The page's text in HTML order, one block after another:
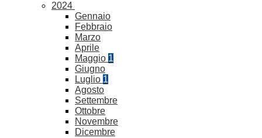
2024
Gennaio
Febbraio
Marzo
Aprile
Maggio 1
Giugno
Luglio 1
Agosto
Settembre
Ottobre
Novembre
Dicembre